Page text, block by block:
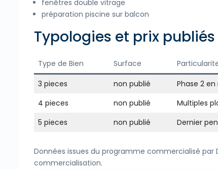
fenêtres double vitrage
préparation piscine sur balcon
Typologies et prix publiés
Type de Bien Surface
3 pieces
non publié Phase 2
4 pieces
non publié Multiples
5 pieces
non publié Dernier
Données issues du programme commercialisé par
commercialisation.